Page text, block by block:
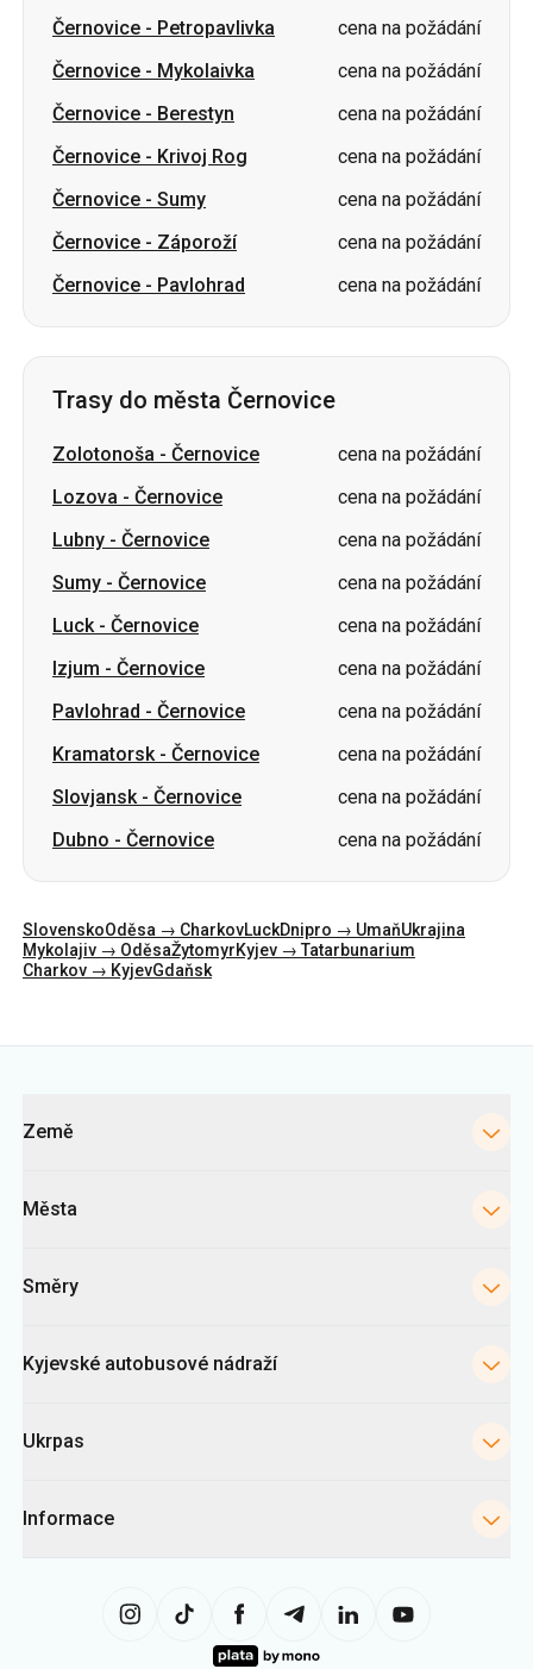
Černovice - Petropavlivka
cena na požádání
Černovice - Mykolaivka
cena na požádání
Černovice - Berestyn
cena na požádání
Černovice - Krivoj Rog
cena na požádání
Černovice - Sumy
cena na požádání
Černovice - Záporoží
cena na požádání
Černovice - Pavlohrad cena na požádání
Trasy do města Černovice
Zolotonoša - Černovice
cena na požádání
Lozova - Černovice
cena na požádání
Lubny - Černovice
cena na požádání
Sumy - Černovice
cena na požádání
Luck- Černovice
cena na požádání
Izjum - Černovice
cena na požádání
Pavlohrad - Černovice
cena na požádání
Kramatorsk- Černovice
cena na požádání
Slovjansk- Černovice
cena na požádání
Dubno - Černovice cena na požádání
SlovenskoOděsa → CharkovLuckDnipro → UmaňUkrajina
Mykolajiv → OděsaŽytomyrKyjev → Tatarbunarium
Charkov → KyjevGdaňsk
Země
Města
Směry
Kyjevské autobusové nádraží
Ukrpas
Informace